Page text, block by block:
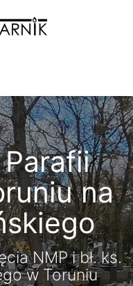
na
NMP i bł. ks.
w Toruniu